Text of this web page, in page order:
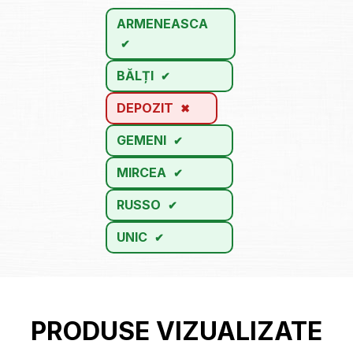
ARMENEASCA
BĂLȚI
DEPOZIT
GEMENI
MIRCEA
RUSSO
UNIC
PRODUSE VIZUALIZATE